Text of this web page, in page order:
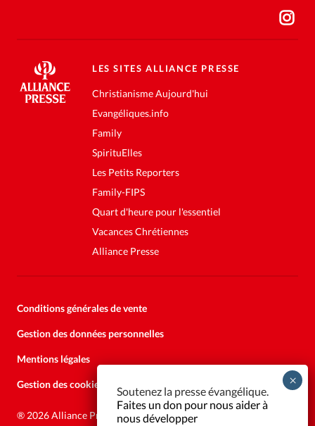
LES SITES ALLIANCE PRESSE
Christianisme Aujourd'hui
Evangéliques.info
Family
SpirituElles
Les Petits Reporters
Family-FIPS
Quart d'heure pour l'essentiel
Vacances Chrétiennes
Alliance Presse
Conditions générales de vente
Gestion des données personnelles
Mentions légales
Gestion des cookies
® 2026 Alliance Presse
Soutenez la presse évangélique.
Faites un don pour nous aider à
nous développer